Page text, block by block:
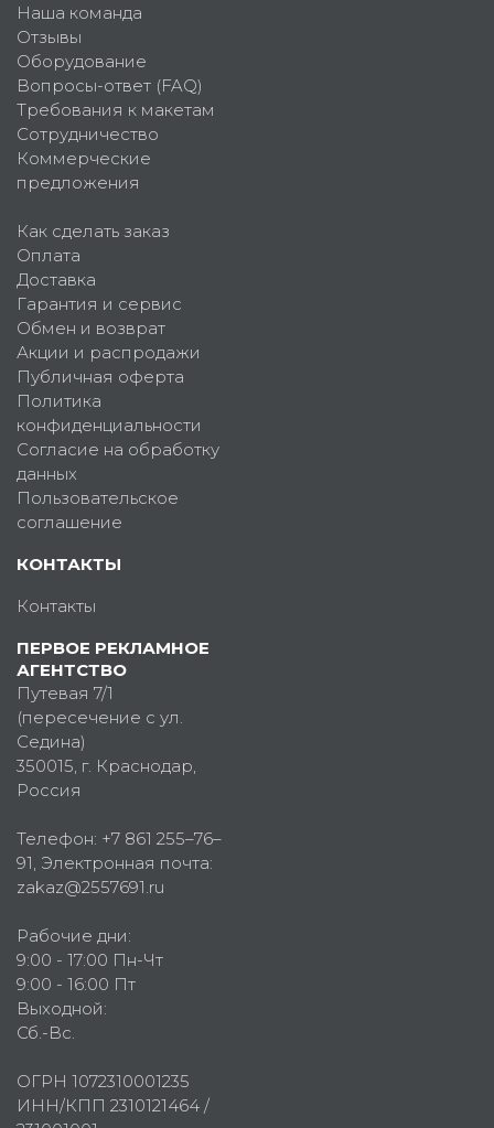
Наша команда
Отзывы
Оборудование
Вопросы-ответ (FAQ)
Требования к макетам
Сотрудничество
Коммерческие
предложения
Как сделать заказ
Оплата
Доставка
Гарантия и сервис
Обмен и возврат
Акции и распродажи
Публичная оферта
Политика
конфиденциальности
Согласие на обработку
данных
Пользовательское
соглашение
КОНТАКТЫ
Контакты
ПЕРВОЕ РЕКЛАМНОЕ
АГЕНТСТВО
Путевая 7/1
(пересечение с ул.
Седина)
350015 , г. Краснодар,
Россия
Телефон: +7 861 255–76–
91 , Электронная почта:
zakaz@2557691.ru
Рабочие дни:
9:00 - 17:00 Пн-Чт
9:00 - 16:00 Пт
Выходной:
Сб.-Вс.
ОГРН 1072310001235
ИНН/КПП 2310121464 /